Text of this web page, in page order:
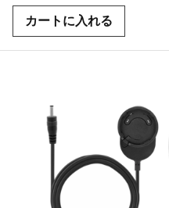
カートに入れる